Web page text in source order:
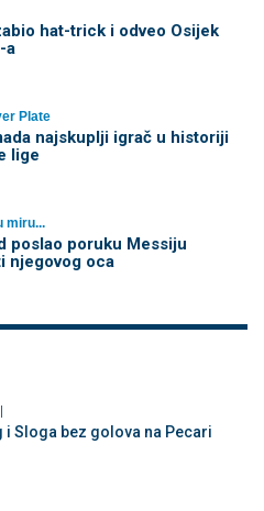
hat-trick i odveo Osijek
a
Plate
najskuplji igrač u historiji
lige
miru...
poslao poruku Messiju
njegovog oca
i Sloga bez golova na Pecari